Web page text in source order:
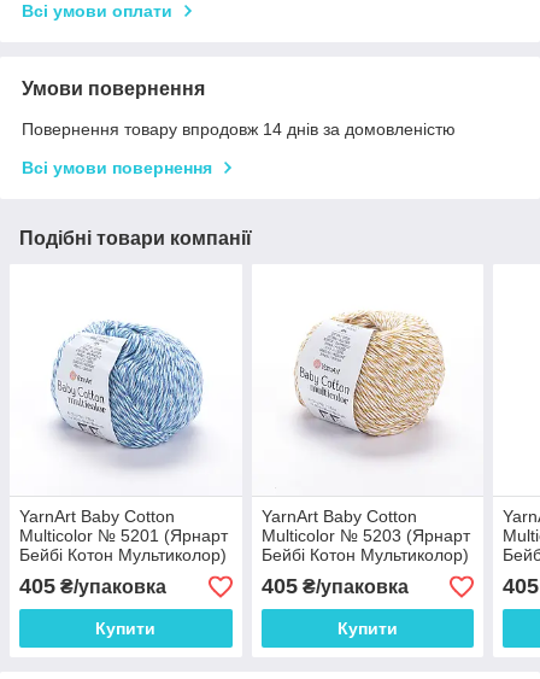
Всі умови оплати
Умови повернення
Повернення товару впродовж 14 днів за домовленістю
Всі умови повернення
Подібні товари компанії
YarnArt Baby Cotton
Multicolor № 5201 (Ярнарт
Бейбі Котон Мультиколор)
405 ₴/упаковка
Купити
YarnArt Baby Cotton
Multicolor № 5203 (Ярнарт
Бейбі Котон Мультиколор)
405₴/упаковка
Купити
405